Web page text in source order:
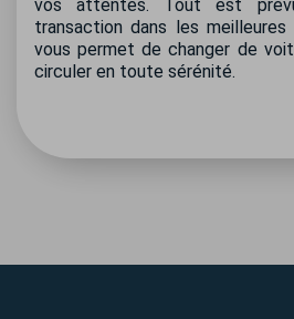
vos attentes. Tout est
transaction dans les meilleures
vous permet de changer de
circuler en toute sérénité.